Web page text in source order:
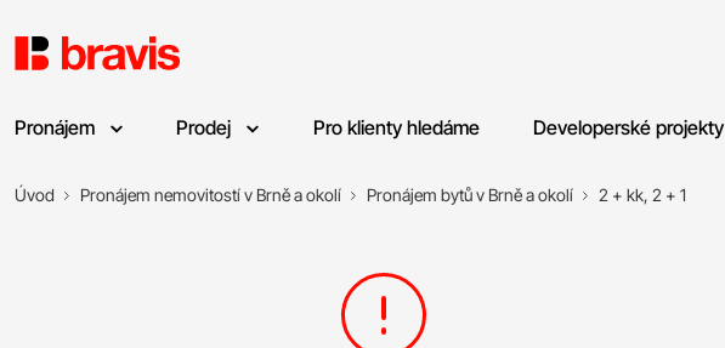
Pronájem Prodej Pro klienty hledáme Developerské projekty
Úvod Pronájem nemovitostí v Brně a okolí Pronájem bytů v Brně a okolí 2 + kk, 2 + 1